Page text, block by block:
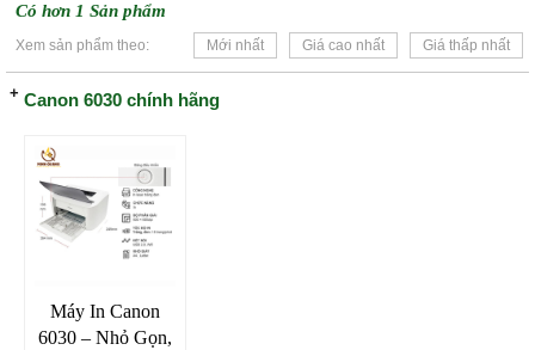
Có hơn 1 Sản phẩm
Xem sản phẩm theo: Mới nhất Giá cao nhất Giá thấp nhất
Canon 6030 chính hãng
Máy In Canon
6030 – Nhỏ Gọn,